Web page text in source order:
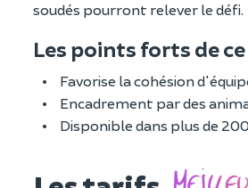
soudés pourront relever le défi.
Les points forts de
Favorise la cohésion
Encadrement par des
Disponible dans plus de